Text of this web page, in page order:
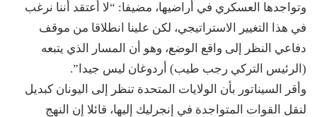
وتواجدها العسكري في أراضيها، مضيفا: “لا أعتقد أننا نرغب
في هذا التغيير الاستراتيجي، لكن علينا انطلاقا من موقف
دفاعي النظر إلى واقع الوضع، وهو أن المسار الذي يتبعه
(الرئيس التركي رجب طيب) أردوغان ليس جيدا”.
وأقر السيناتور بأن الولايات المتحدة تنظر إلى اليونان كبديل
لنقل القوات المتواجدة في إنجرليك إليها، قائلا إن النهج